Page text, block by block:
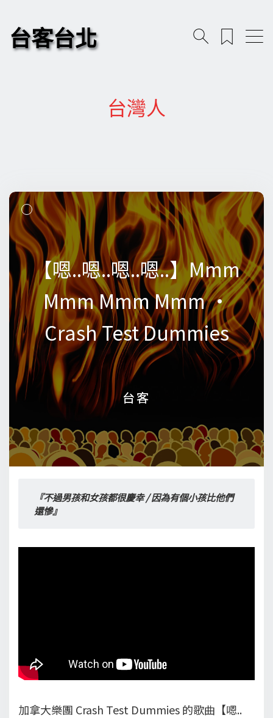
台客台北
台灣人
【嗯..嗯..嗯..嗯..】Mmm
Mmm Mmm Mmm •
Crash Test Dummies
台客
【嗯..嗯..嗯..嗯..】Mmm
Mmm Mmm Mmm •
Crash Test Dummies
台客
『不過男孩和女孩都很慶幸 / 因為有個小孩比他們
還慘』
加拿大樂團 Crash Test Dummies 的歌曲【嗯..